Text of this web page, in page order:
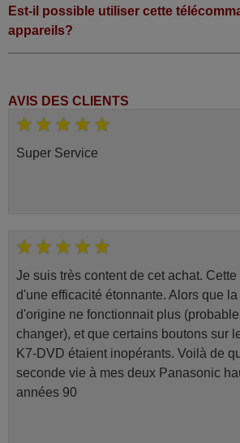
Est-il possible utiliser cette
appareils?
AVIS DES CLIENTS
Super Service
Je suis très content de cet achat.
d'une efficacité étonnante. Alors que
d'origine ne fonctionnait plus
changer), et que certains boutons sur
K7-DVD étaient inopérants. Voilà de
seconde vie à mes deux Panasonic
années 90